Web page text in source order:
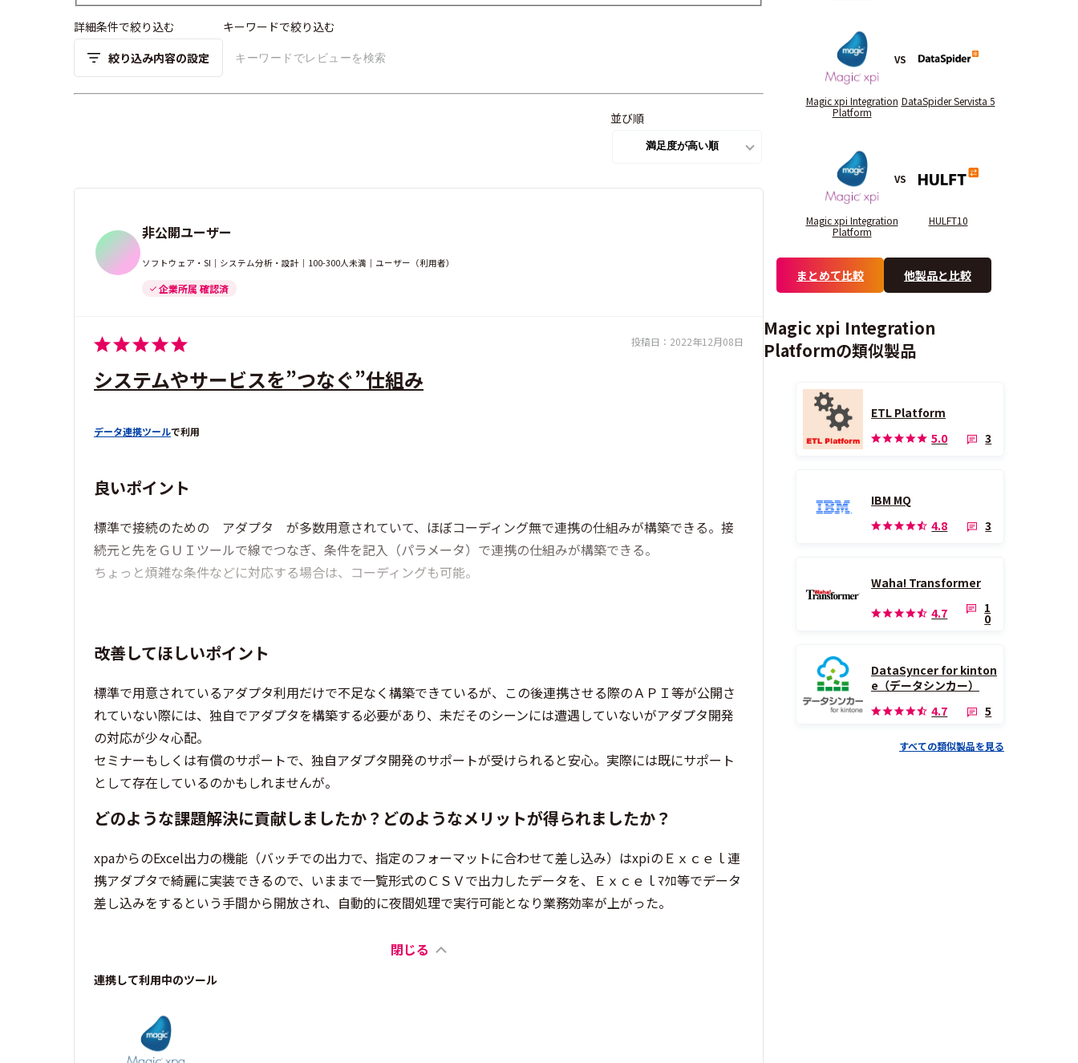
詳細条件で絞り込む
絞り込み内容の設定
キーワードで絞り込む
並び順
非公開ユーザー
ソフトウェア・SI｜システム分析・設計｜100-300人未満｜ユーザー（利用者）
企業所属 確認済
投稿日： 2022年12月08日
システムやサービスを”つなぐ”仕組み
データ連携ツールで利用
良いポイント
標準で接続のための アダプタ が多数用意されていて、ほぼコーディング無で連携の仕組みが構築できる。接
続元と先をＧＵＩツールで線でつなぎ、条件を記入（パラメータ）で連携の仕組みが構築できる。
ちょっと煩雑な条件などに対応する場合は、コーディングも可能。
改善してほしいポイント
標準で用意されているアダプタ利用だけで不足なく構築できているが、この後連携させる際のＡＰＩ等が公開さ
れていない際には、独自でアダプタを構築する必要があり、未だそのシーンには遭遇していないがアダプタ開発
の対応が少々心配。
セミナーもしくは有償のサポートで、独自アダプタ開発のサポートが受けられると安心。実際には既にサポート
として存在しているのかもしれませんが。
どのような課題解決に貢献しましたか？どのようなメリットが得られましたか？
xpaからのExcel出力の機能（バッチでの出力で、指定のフォーマットに合わせて差し込み）はxpiのＥｘｃｅｌ連
携アダプタで綺麗に実装できるので、いままで一覧形式のＣＳＶで出力したデータを、Ｅｘｃｅｌﾏｸﾛ等でデータ
差し込みをするという手間から開放され、自動的に夜間処理で実行可能となり業務効率が上がった。
閉じる
連携して利用中のツール
Magic xpi Integration
Platform
VS
DataSpider Servista 5
Magic xpi Integration
Platform
VS
HULFT10
まとめて比較 他製品と比較
Magic xpi Integration
Platformの類似製品
ETL Platform
5.0
3
IBM MQ
4.8
3
Waha! Transformer
4.7
1
0
DataSyncer for kinton
e（データシンカー）
4.7
5
すべての類似製品を見る